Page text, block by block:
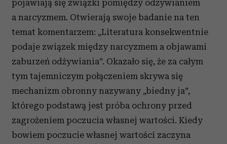
pojawiają się związki pomiędzy odżywianiem
a narcyzmem. Otwierają swoje badanie na ten
temat komentarzem: „Literatura konsekwentnie
podaje związek między narcyzmem a objawami
zaburzeń odżywiania”. Okazało się, że za całym
tym tajemniczym połączeniem skrywa się
mechanizm obronny nazywany „biedny ja”,
którego podstawą jest próba ochrony przed
zagrożeniem poczucia własnej wartości. Kiedy
bowiem poczucie własnej wartości zaczyna